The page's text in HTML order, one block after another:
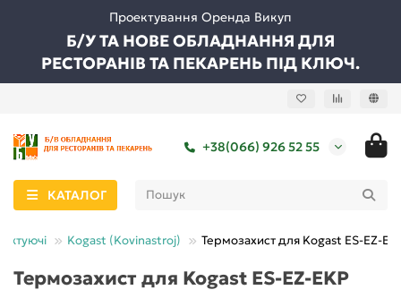
Проектування Оренда Викуп
Б/У ТА НОВЕ ОБЛАДНАННЯ ДЛЯ
РЕСТОРАНІВ ТА ПЕКАРЕНЬ ПІД КЛЮЧ.
+38(066) 926 52 55
КАТАЛОГ
Kogast (Kovinastroj) Термозахист для Kogast ES-EZ-
Термозахист для Kogast ES-EZ-EKP